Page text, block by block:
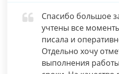
Спасибо большое
учтены все
писала и
Отдельно хочу
выполнения